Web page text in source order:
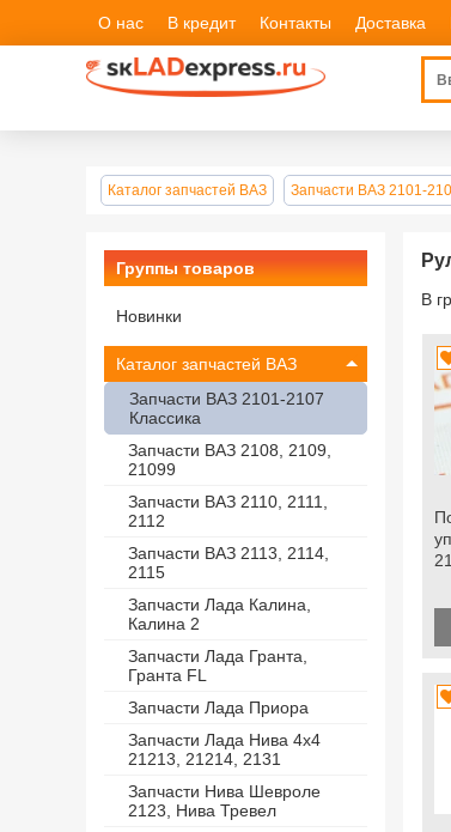
О нас В кредит Контакты Доставка
Каталог запчастей ВАЗ Запчасти ВАЗ 2101-
Группы товаров
Новинки
Каталог запчастей ВАЗ
Запчасти ВАЗ 2101-2107
Классика
Запчасти ВАЗ 2108, 2109,
21099
Запчасти ВАЗ 2110, 2111,
2112
Запчасти ВАЗ 2113, 2114,
2115
Запчасти Лада Калина,
Калина 2
Запчасти Лада Гранта,
Гранта FL
Запчасти Лада Приора
Запчасти Лада Нива 4х4
21213, 21214, 2131
Запчасти Нива Шевроле
2123, Нива Тревел
В